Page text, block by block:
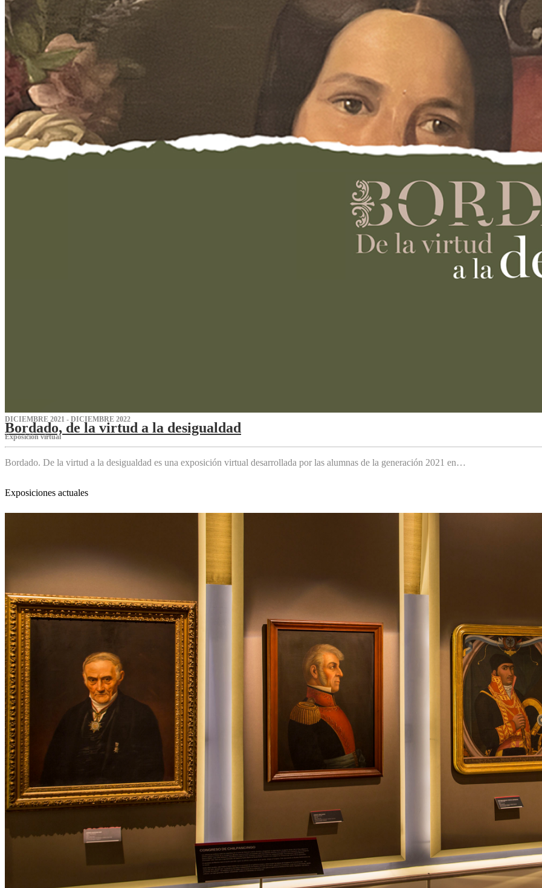
DICIEMBRE 2021 - DICIEMBRE 2022
Bordado, de la virtud a la desigualdad
Exposición virtual‌
Bordado. De la virtud a la desigualdad es una exposición virtual desarrollada por las alumnas de la generación 2021 en…
Exposiciones actuales